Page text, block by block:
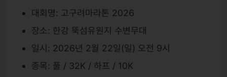
대회명: 고구려마라톤 2026
장소: 한강 뚝섬유원지 수변무대
일시: 2026년 2월 22일(일) 오전 9시
종목: 풀 / 32K / 하프 / 10K